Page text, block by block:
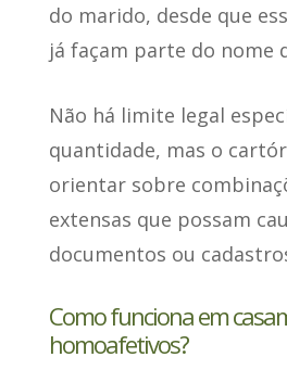
do marido, desde que
já façam parte do nome
Não há limite legal
quantidade, mas o
orientar sobre
extensas que possam
documentos ou
Como funciona em
homoafetivos?